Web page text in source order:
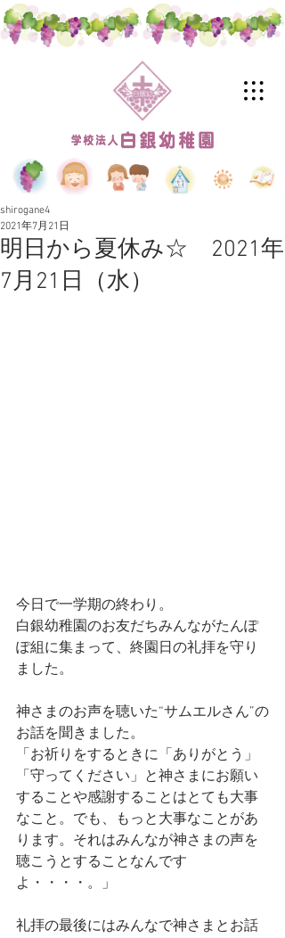
明日から夏休み☆ 2021年
7月21日（水）
shirogane4
2021年7月21日
今日で一学期の終わり。
白銀幼稚園のお友だちみんながたんぽ
ぽ組に集まって、終園日の礼拝を守り
ました。
神さまのお声を聴いた“サムエルさん”の
お話を聞きました。
「お祈りをするときに「ありがとう」
「守ってください」と神さまにお願い
することや感謝することはとても大事
なこと。でも、もっと大事なことがあ
ります。それはみんなが神さまの声を
聴こうとすることなんです
よ・・・・。」
礼拝の最後にはみんなで神さまとお話